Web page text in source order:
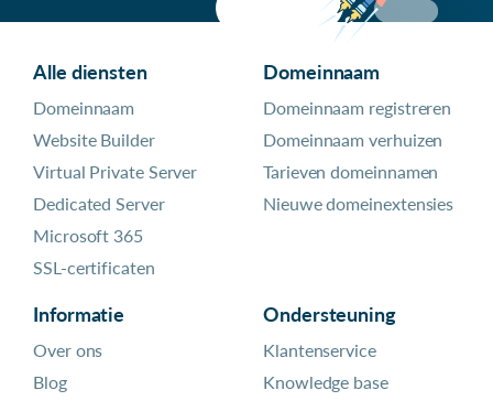
Alle diensten
Domeinnaam
Website Builder
Virtual Private Server
Dedicated Server
Microsoft 365
SSL-certificaten
Domeinnaam
Domeinnaam registreren
Domeinnaam verhuizen
Tarieven domeinnamen
Nieuwe domeinextensies
Informatie
Over ons
Blog
Ondersteuning
Klantenservice
Knowledge base